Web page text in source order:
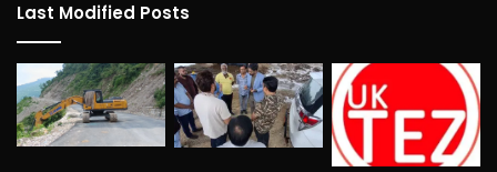
Last Modified Posts